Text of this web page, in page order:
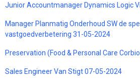
Junior Accountmanager Dynamics Logic
Manager Planmatig Onderhoud SW de
vastgoedverbetering 31-05-2024
Preservation (Food & Personal Care
Sales Engineer Van Stigt 07-05-2024